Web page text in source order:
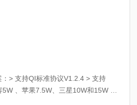
> 支持QI标准协议V1.2.4 > 支持
、苹果7.5W、三星10W和15W 快